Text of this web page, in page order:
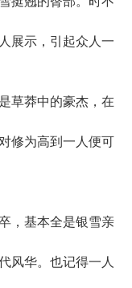
展示，引起众人一
莽中的豪杰，在
修为高到一人便可
，基本全是银雪亲
风华。也记得一人